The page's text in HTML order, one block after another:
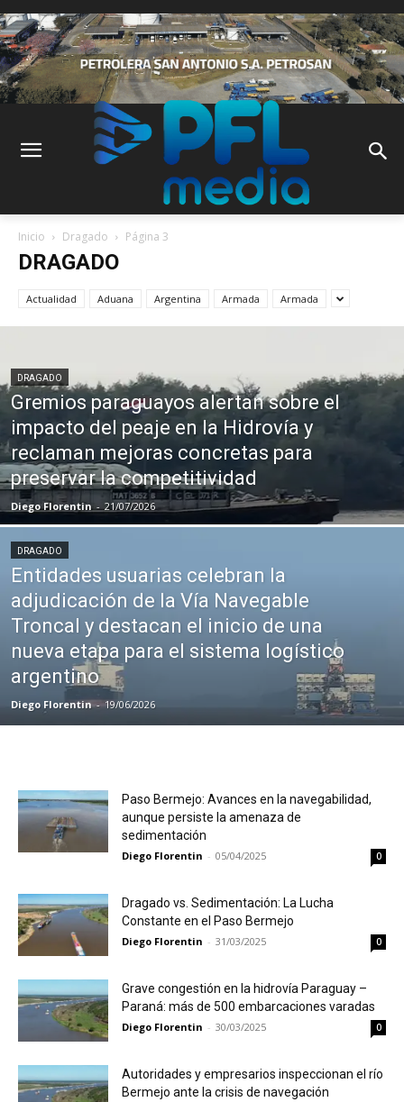
Inicio Dragado Página 3
DRAGADO
Actualidad Aduana Argentina Armada Armada
DRAGADO
Gremios paraguayos alertan sobre el
impacto del peaje en la Hidrovía y
reclaman mejoras concretas para
preservar la competitividad
Diego Florentin - 21/07/2026
DRAGADO
Entidades usuarias celebran la
adjudicación de la Vía Navegable
Troncal y destacan el inicio de una
nueva etapa para el sistema logístico
argentino
Diego Florentin - 19/06/2026
Paso Bermejo: Avances en la navegabilidad,
aunque persiste la amenaza de
sedimentación
Diego Florentin - 05/04/2025 0
Dragado vs. Sedimentación: La Lucha
Constante en el Paso Bermejo
Diego Florentin - 31/03/2025 0
Grave congestión en la hidrovía Paraguay –
Paraná: más de 500 embarcaciones varadas
Diego Florentin - 30/03/2025 0
Autoridades y empresarios inspeccionan el río
Bermejo ante la crisis de navegación